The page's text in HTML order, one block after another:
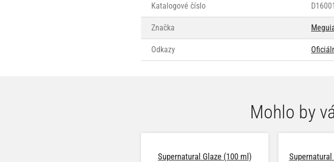
Katalogové číslo D16001
Značka
Odkazy
Mohlo by
Supernatural Glaze (100 ml)